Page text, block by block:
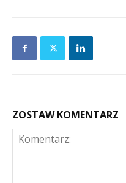
ZOSTAW KOMENTARZ